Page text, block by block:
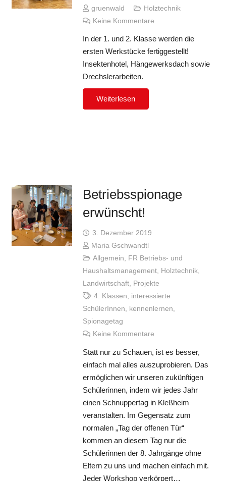
gruenwald
Holztechnik
Keine Kommentare
In der 1. und 2. Klasse werden die
ersten Werkstücke fertiggestellt!
Insektenhotel, Hängewerksdach sowie
Drechslerarbeiten.
Weiterlesen
Betriebsspionage
erwünscht!
3. Dezember 2019
Maria Gschwandtl
Allgemein, FR Betriebs- und
Haushaltsmanagement, Holztechnik,
Landwirtschaft, Projekte
4. Klassen, interessierte
SchülerInnen, kennenlernen,
Spionagetag
Keine Kommentare
Statt nur zu Schauen, ist es besser,
einfach mal alles auszuprobieren. Das
ermöglichen wir unseren zukünftigen
Schülerinnen, indem wir jedes Jahr
einen Schnuppertag in Kleßheim
veranstalten. Im Gegensatz zum
normalen „Tag der offenen Tür“
kommen an diesem Tag nur die
Schülerinnen der 8. Jahrgänge ohne
Eltern zu uns und machen einfach mit.
Jeder Workshop verkörpert…